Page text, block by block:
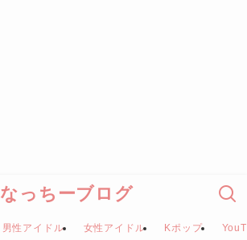
なっちーブログ
男性アイドル 女性アイドル Kポップ